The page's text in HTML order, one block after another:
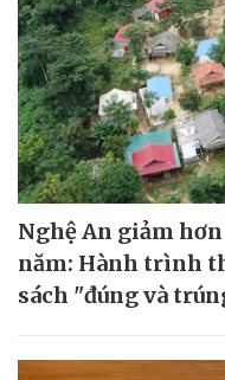
Nghệ An giảm hơn
năm: Hành trình
sách "đúng và